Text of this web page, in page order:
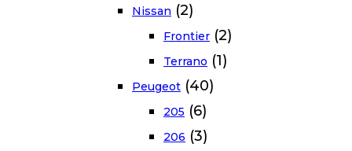
Nissan (2)
Frontier (2)
Terrano (1)
Peugeot (40)
205 (6)
206 (3)